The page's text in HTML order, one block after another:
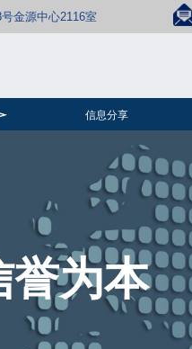
金源中心2116室
信息分享
为本